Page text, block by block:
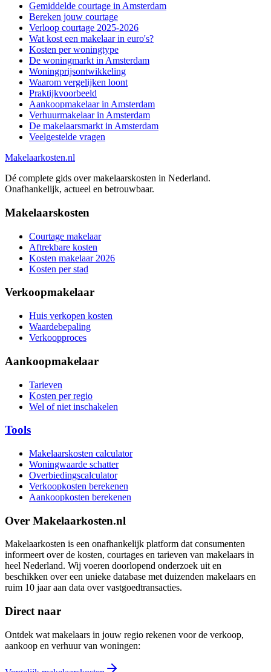
Gemiddelde courtage in Amsterdam
Bereken jouw courtage
Verloop courtage 2025-2026
Wat kost een makelaar in euro's?
Kosten per woningtype
De woningmarkt in Amsterdam
Woningprijsontwikkeling
Waarom vergelijken loont
Praktijkvoorbeeld
Aankoopmakelaar in Amsterdam
Verhuurmakelaar in Amsterdam
De makelaarsmarkt in Amsterdam
Veelgestelde vragen
Makelaarkosten.nl
Dé complete gids over makelaarskosten in Nederland.
Onafhankelijk, actueel en betrouwbaar.
Makelaarskosten
Courtage makelaar
Aftrekbare kosten
Kosten makelaar 2026
Kosten per stad
Verkoopmakelaar
Huis verkopen kosten
Waardebepaling
Verkoopproces
Aankoopmakelaar
Tarieven
Kosten per regio
Wel of niet inschakelen
Tools
Makelaarskosten calculator
Woningwaarde schatter
Overbiedingscalculator
Verkoopkosten berekenen
Aankoopkosten berekenen
Over Makelaarkosten.nl
Makelaarkosten is een onafhankelijk platform dat consumenten
informeert over de kosten, courtages en tarieven van makelaars in
heel Nederland. Wij voeren doorlopend onderzoek uit en
beschikken over een unieke database met duizenden makelaars en
ruim 10 jaar aan data over vastgoedtransacties.
Direct naar
Ontdek wat makelaars in jouw regio rekenen voor de verkoop,
aankoop en verhuur van woningen: